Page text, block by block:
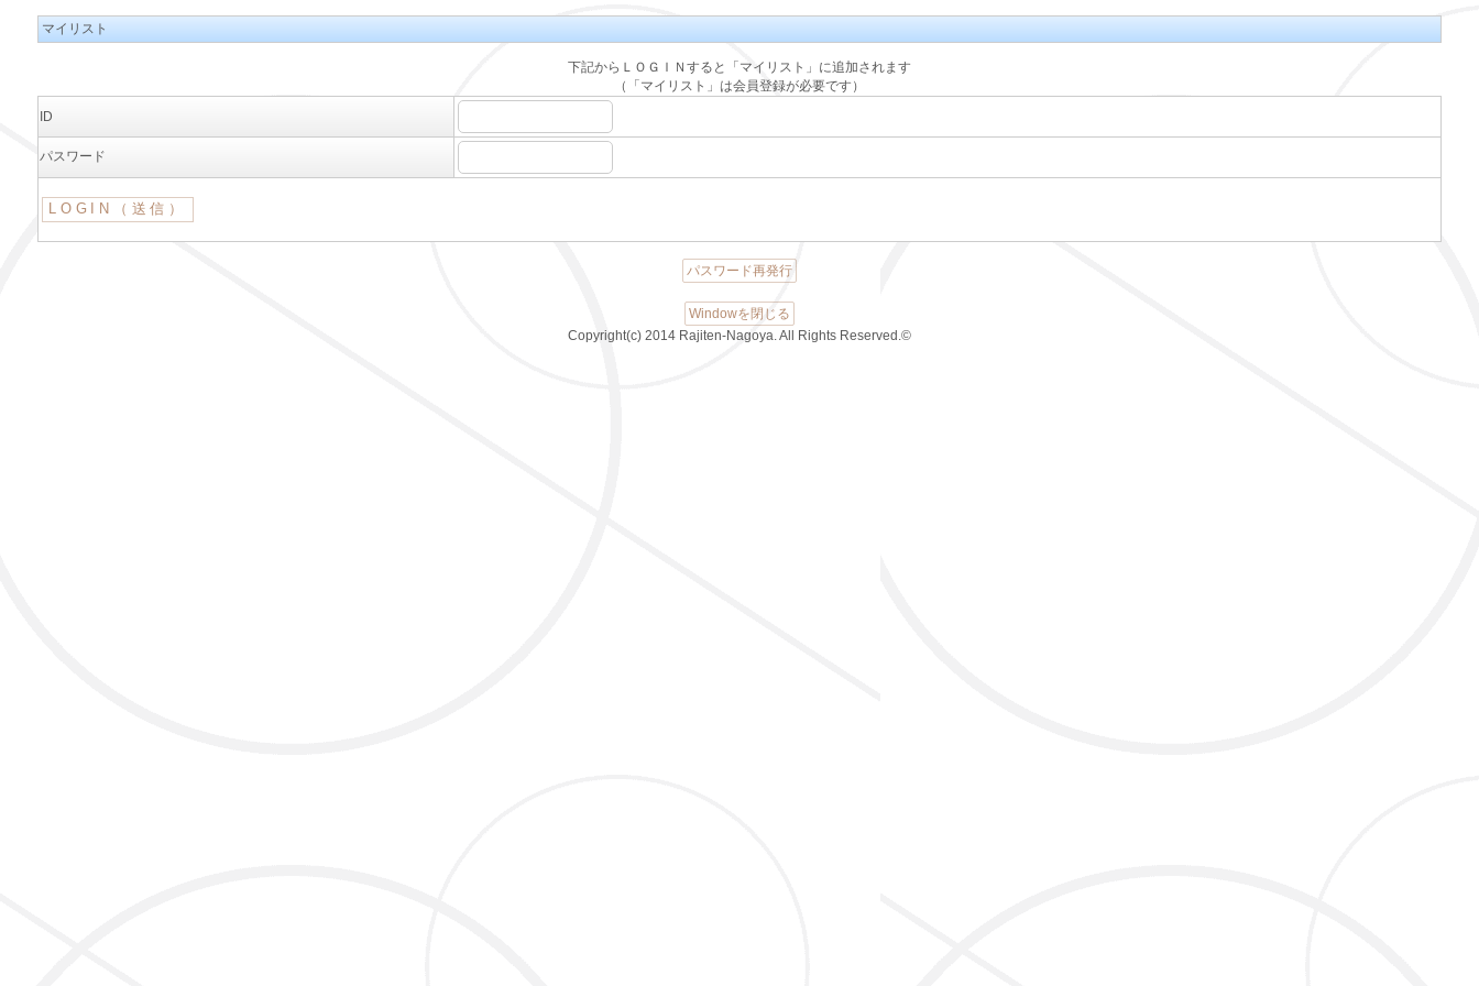
マイリスト
下記からＬＯＧＩＮすると「マイリスト」に追加されます
（「マイリスト」は会員登録が必要です）
ID
パスワード
パスワード再発行
Windowを閉じる
Copyright(c) 2014 Rajiten-Nagoya. All Rights Reserved.©